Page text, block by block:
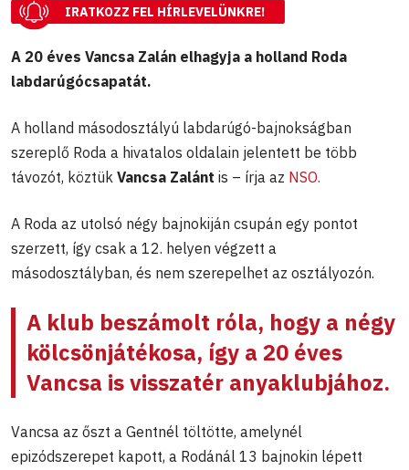
IRATKOZZ FEL HÍRLEVELÜNKRE!
A 20 éves Vancsa Zalán elhagyja a holland Roda
labdarúgócsapatát.
A holland másodosztályú labdarúgó-bajnokságban
szereplő Roda a hivatalos oldalain jelentett be több
távozót, köztük Vancsa Zalánt is – írja az NSO.
A Roda az utolsó négy bajnokiján csupán egy pontot
szerzett, így csak a 12. helyen végzett a
másodosztályban, és nem szerepelhet az osztályozón.
A klub beszámolt róla, hogy a négy
kölcsönjátékosa, így a 20 éves
Vancsa is visszatér anyaklubjához.
Vancsa az őszt a Gentnél töltötte, amelynél
epizódszerepet kapott, a Rodánál 13 bajnokin lépett